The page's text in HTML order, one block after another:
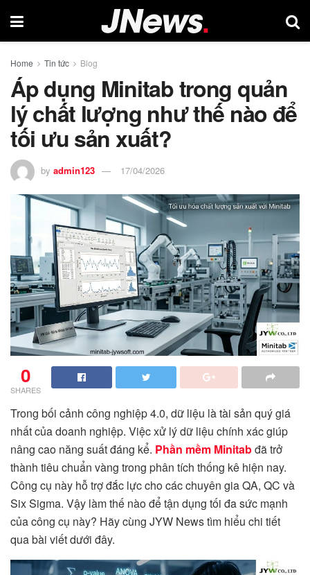
Home Tin tức Blog
Áp dụng Minitab trong quản
lý chất lượng như thế nào để
tối ưu sản xuất?
by admin123 17/04/2026
0
SHARES
Trong bối cảnh công nghiệp 4.0, dữ liệu là tài sản quý giá
nhất của doanh nghiệp. Việc xử lý dữ liệu chính xác giúp
nâng cao năng suất đáng kể. Phần mềm Minitabđã trở
thành tiêu chuẩn vàng trong phân tích thống kê hiện nay.
Công cụ này hỗ trợ đắc lực cho các chuyên gia QA, QC và
Six Sigma. Vậy làm thế nào để tận dụng tối đa sức mạnh
của công cụ này? Hãy cùng JYW News tìm hiểu chi tiết
qua bài viết dưới đây.